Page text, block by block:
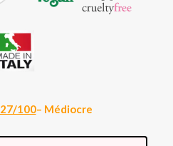
27/100– Médiocre